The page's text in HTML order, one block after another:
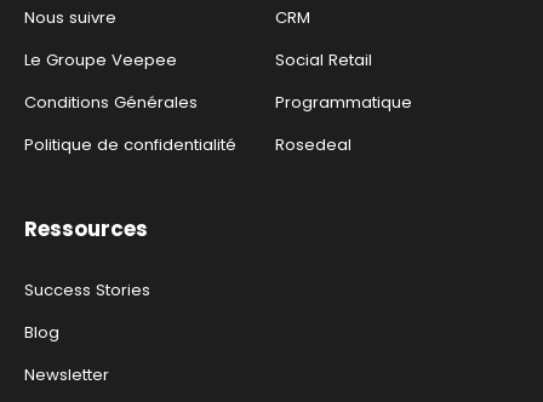
Nous suivre
Le Groupe Veepee
Conditions Générales
Politique de confidentialité
CRM
Social Retail
Programmatique
Rosedeal
Ressources
Success Stories
Blog
Newsletter